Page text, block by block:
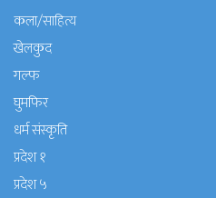
कला/साहित्य
खेलकुद
गल्फ
घुमफिर
धर्म संस्कृति
प्रदेश १
प्रदेश ५